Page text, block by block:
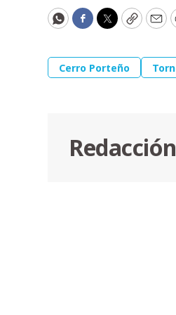
WhatsApp
Facebook
Twitter
Copy
Cerro Porteño